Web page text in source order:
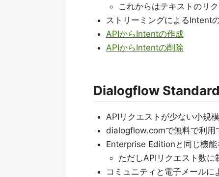
これからはテキストのリ
ストリーミングによるIntent
APIからIntentの作成
APIからIntentの削除
Dialogflow
APIリクエストが少ない小規
dialogflow.comで無料で利用
Enterprise Editionと同じ機能
ただしAPIリクエスト数に
コミュニティと電子メールに